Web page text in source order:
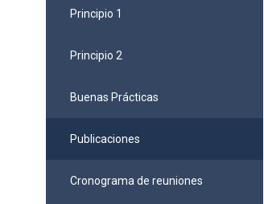
Principio 1
Principio 2
Buenas Prácticas
Publicaciones
Cronograma de reuniones